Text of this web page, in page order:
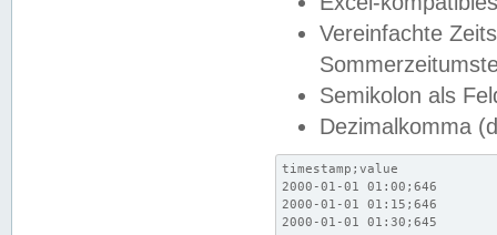
Vereinfachte
Semikolon als
Dezimalkomma
timestamp;value
2000-01-01 01:00;646
2000-01-01 01:15;646
2000-01-01 01:30;645